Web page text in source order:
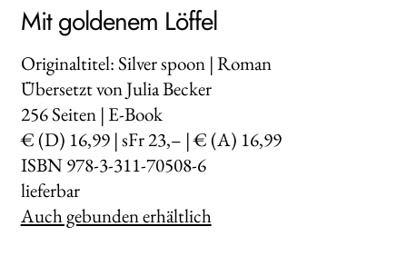
Mit goldenem Löffel
Originaltitel: Silver spoon | Roman
Übersetzt von Julia Becker
256Seiten | E-Book
€ (D) 16,99 | sFr 23,– | € (A) 16,99
ISBN 978-3-311-70508-6
lieferbar
Auch gebunden erhältlich